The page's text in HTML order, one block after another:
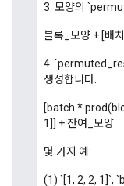
3. 모양의
블록_모양 + [배
4.
생성합니다.
[batch *
1]] + 잔여_모양
몇 가지 예:
(1) `[1, 2, 2, 1]`,